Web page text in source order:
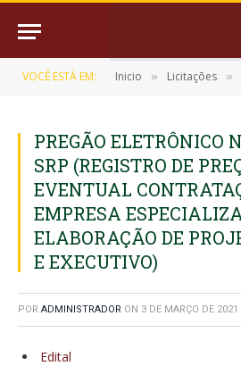
VOCÊ ESTÁ EM: Inicio » Licitações »
PREGÃO ELETRÔNICO
SRP (REGISTRO DE
EVENTUAL
EMPRESA
ELABORAÇÃO DE
E EXECUTIVO)
POR ADMINISTRADOR ON 3 DE MARÇO DE 2021
Edital